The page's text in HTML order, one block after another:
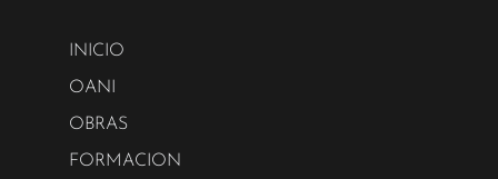
INICIO
OANI
OBRAS
FORMACION